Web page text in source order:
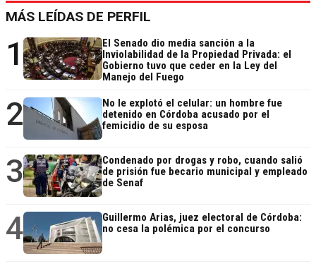
MÁS LEÍDAS DE PERFIL
1
El Senado dio media sanción a la
Inviolabilidad de la Propiedad Privada: el
Gobierno tuvo que ceder en la Ley del
Manejo del Fuego
2
No le explotó el celular: un hombre fue
detenido en Córdoba acusado por el
femicidio de su esposa
3
Condenado por drogas y robo, cuando salió
de prisión fue becario municipal y empleado
de Senaf
4
Guillermo Arias, juez electoral de Córdoba:
no cesa la polémica por el concurso